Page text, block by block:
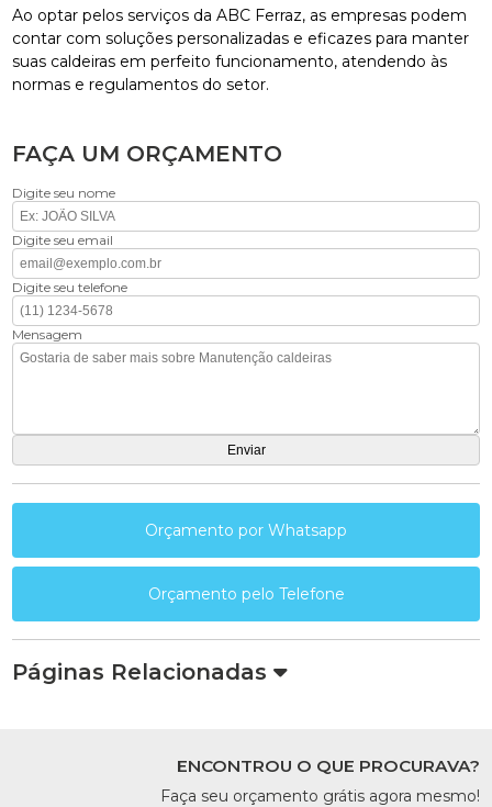
Ao optar pelos serviços da ABC Ferraz, as empresas podem
contar com soluções personalizadas e eficazes para manter
suas caldeiras em perfeito funcionamento, atendendo às
normas e regulamentos do setor.
FAÇA UM ORÇAMENTO
Digite seu nome
Digite seu email
Digite seu telefone
Mensagem
Orçamento por Whatsapp
Orçamento pelo Telefone
Páginas Relacionadas
ENCONTROU O QUE PROCURAVA?
Faça seu orçamento grátis agora mesmo!